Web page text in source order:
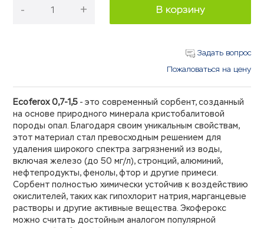
- + В корзину
Задать вопрос
Пожаловаться на цену
Ecoferox 0,7-1,5 - это современный сорбент, созданный
на основе природного минерала кристобалитовой
породы опал. Благодаря своим уникальным свойствам,
этот материал стал превосходным решением для
удаления широкого спектра загрязнений из воды,
включая железо (до 50 мг/л), стронций, алюминий,
нефтепродукты, фенолы, фтор и другие примеси.
Сорбент полностью химически устойчив к воздействию
окислителей, таких как гипохлорит натрия, марганцевые
растворы и другие активные вещества. Экоферокс
можно считать достойным аналогом популярной